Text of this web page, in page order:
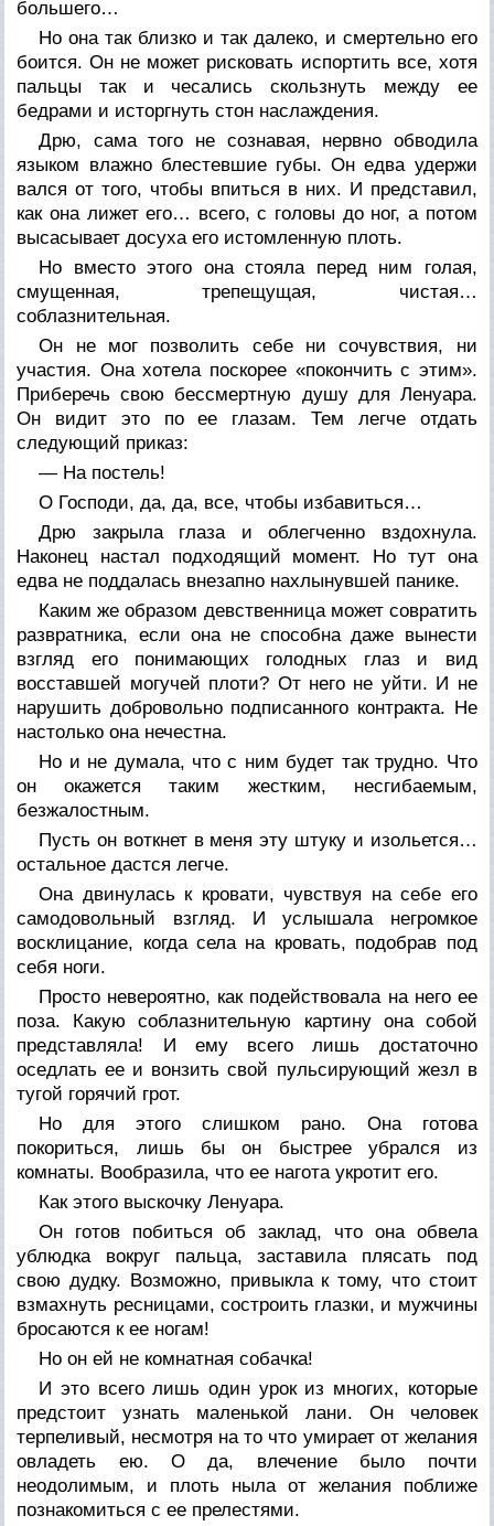
большего…
Но она так близко и так далеко, и смертельно его
боится. Он не может рисковать испортить все, хотя
пальцы так и чесались скользнуть между ее
бедрами и исторгнуть стон наслаждения.
Дрю, сама того не сознавая, нервно обводила
языком влажно блестевшие губы. Он едва удержи
вался от того, чтобы впиться в них. И представил,
как она лижет его… всего, с головы до ног, а потом
высасывает досуха его истомленную плоть.
Но вместо этого она стояла перед ним голая,
смущенная, трепещущая, чистая…
соблазнительная.
Он не мог позволить себе ни сочувствия, ни
участия. Она хотела поскорее «покончить с этим».
Приберечь свою бессмертную душу для Ленуара.
Он видит это по ее глазам. Тем легче отдать
следующий приказ:
— На постель!
О Господи, да, да, все, чтобы избавиться…
Дрю закрыла глаза и облегченно вздохнула.
Наконец настал подходящий момент. Но тут она
едва не поддалась внезапно нахлынувшей панике.
Каким же образом девственница может совратить
развратника, если она не способна даже вынести
взгляд его понимающих голодных глаз и вид
восставшей могучей плоти? От него не уйти. И не
нарушить добровольно подписанного контракта. Не
настолько она нечестна.
Но и не думала, что с ним будет так трудно. Что
он окажется таким жестким, несгибаемым,
безжалостным.
Пусть он воткнет в меня эту штуку и изольется…
остальное дастся легче.
Она двинулась к кровати, чувствуя на себе его
самодовольный взгляд. И услышала негромкое
восклицание, когда села на кровать, подобрав под
себя ноги.
Просто невероятно, как подействовала на него ее
поза. Какую соблазнительную картину она собой
представляла! И ему всего лишь достаточно
оседлать ее и вонзить свой пульсирующий жезл в
тугой горячий грот.
Но для этого слишком рано. Она готова
покориться, лишь бы он быстрее убрался из
комнаты. Вообразила, что ее нагота укротит его.
Как этого выскочку Ленуара.
Он готов побиться об заклад, что она обвела
ублюдка вокруг пальца, заставила плясать под
свою дудку. Возможно, привыкла к тому, что стоит
взмахнуть ресницами, состроить глазки, и мужчины
бросаются к ее ногам!
Но он ей не комнатная собачка!
И это всего лишь один урок из многих, которые
предстоит узнать маленькой лани. Он человек
терпеливый, несмотря на то что умирает от желания
овладеть ею. О да, влечение было почти
неодолимым, и плоть ныла от желания поближе
познакомиться с ее прелестями.